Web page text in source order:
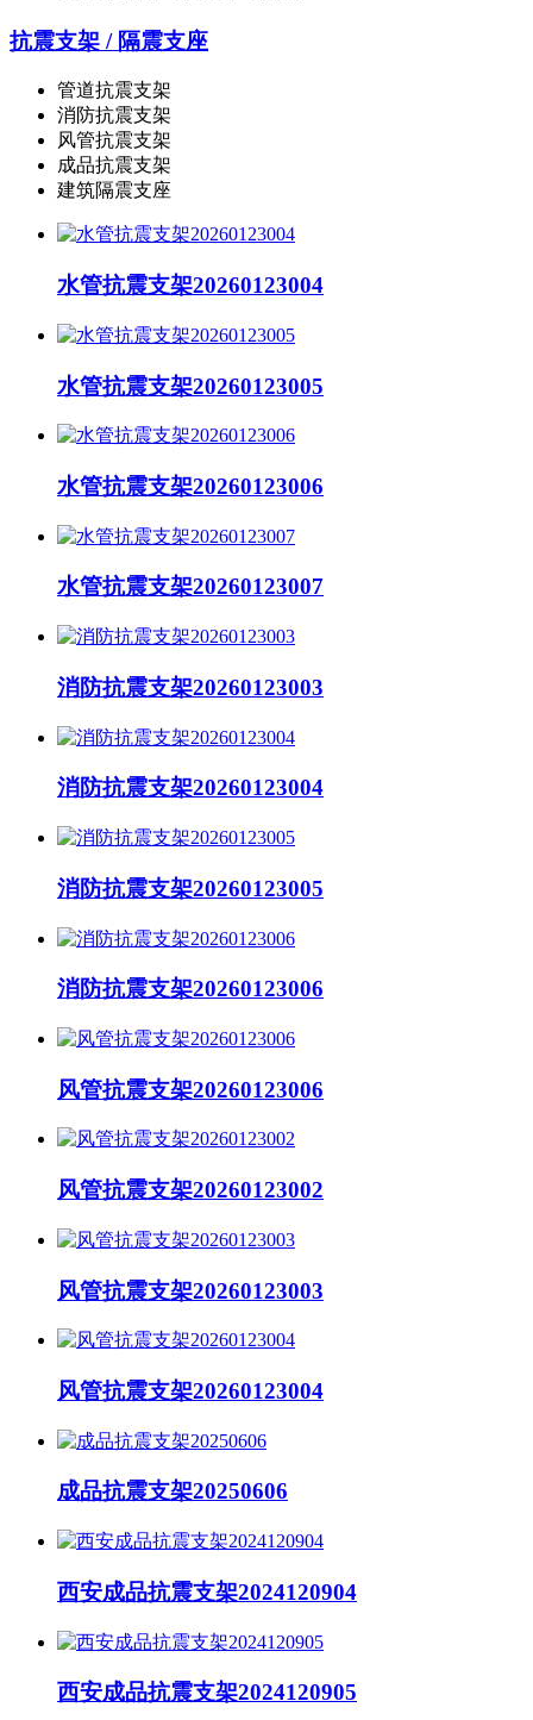
抗震支架 / 隔震支座
管道抗震支架
消防抗震支架
风管抗震支架
成品抗震支架
建筑隔震支座
水管抗震支架20260123004
水管抗震支架20260123005
水管抗震支架20260123006
水管抗震支架20260123007
消防抗震支架20260123003
消防抗震支架20260123004
消防抗震支架20260123005
消防抗震支架20260123006
风管抗震支架20260123006
风管抗震支架20260123002
风管抗震支架20260123003
风管抗震支架20260123004
成品抗震支架20250606
西安成品抗震支架2024120904
西安成品抗震支架2024120905